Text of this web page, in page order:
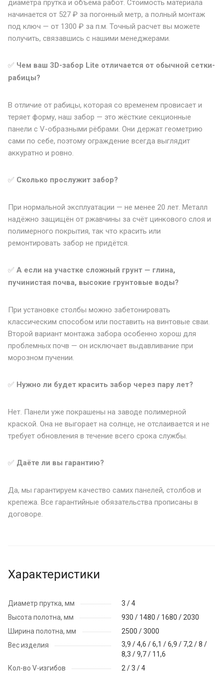
диаметра прутка и объема работ. Стоимость материала
начинается от 527 ₽ за погонный метр, а полный монтаж
под ключ — от 1300 ₽ за п.м. Точный расчет вы можете
получить, связавшись с нашими менеджерами.
✅ Чем ваш 3D-забор Lite отличается от обычной сетки-
рабицы?
В отличие от рабицы, которая со временем провисает и
теряет форму, наш забор — это жёсткие секционные
панели с V-образными рёбрами. Они держат геометрию
сами по себе, поэтому ограждение всегда выглядит
аккуратно и ровно.
✅ Сколько прослужит забор?
При нормальной эксплуатации — не менее 20 лет. Металл
надёжно защищён от ржавчины за счёт цинкового слоя и
полимерного покрытия, так что красить или
ремонтировать забор не придётся.
✅ А если на участке сложный грунт — глина,
пучинистая почва, высокие грунтовые воды?
При установке столбы можно забетонировать
классическим способом или поставить на винтовые сваи.
Второй вариант монтажа забора особенно хорош для
проблемных почв — он исключает выдавливание при
морозном пучении.
✅ Нужно ли будет красить забор через пару лет?
Нет. Панели уже покрашены на заводе полимерной
краской. Она не выгорает на солнце, не отслаивается и не
требует обновления в течение всего срока службы.
✅ Даёте ли вы гарантию?
Да, мы гарантируем качество самих панелей, столбов и
крепежа. Все гарантийные обязательства прописаны в
договоре.
Характеристики
Диаметр прутка, мм
3 / 4
Высота полотна, мм
930 / 1480 / 1680 / 2030
Ширина полотна, мм
2500 / 3000
Вес изделия
3,9 / 4,6 / 6,1 / 6,9 / 7,2 / 8 /
8,3 / 9,7 / 11,6
Кол-во V-изгибов
2 / 3 / 4